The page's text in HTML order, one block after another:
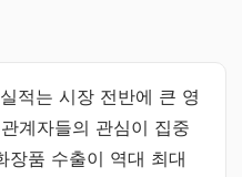
적는 시장 전반에 큰 영
계자들의 관심이 집중
장품 수출이 역대 최대